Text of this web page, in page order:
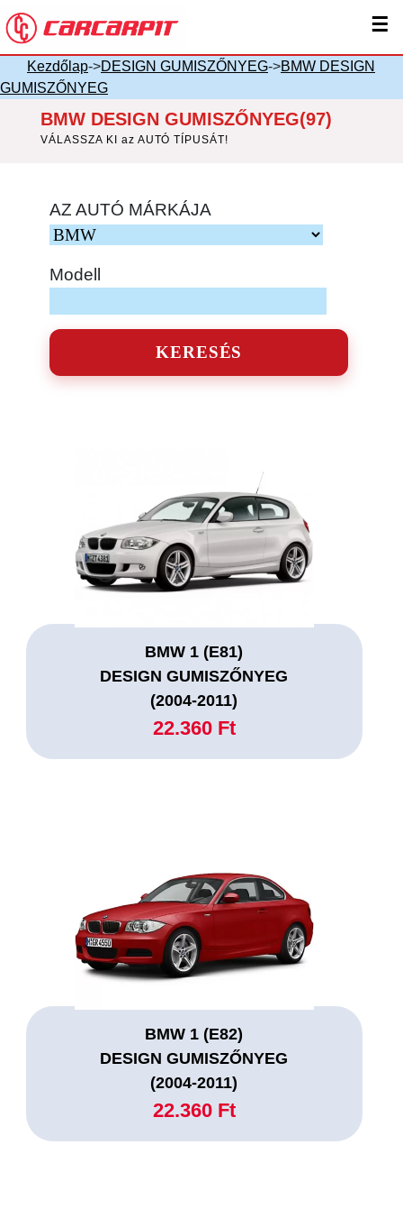
☰
Kezdőlap->DESIGN GUMISZŐNYEG->BMW DESIGN
GUMISZŐNYEG
BMW DESIGN GUMISZŐNYEG(97)
VÁLASSZA KI az AUTÓ TÍPUSÁT!
AZ AUTÓ MÁRKÁJA
Modell
KERESÉS
BMW 1 (E81)
DESIGN GUMISZŐNYEG
(2004-2011)
22.360 Ft
BMW 1 (E82)
DESIGN GUMISZŐNYEG
(2004-2011)
22.360 Ft